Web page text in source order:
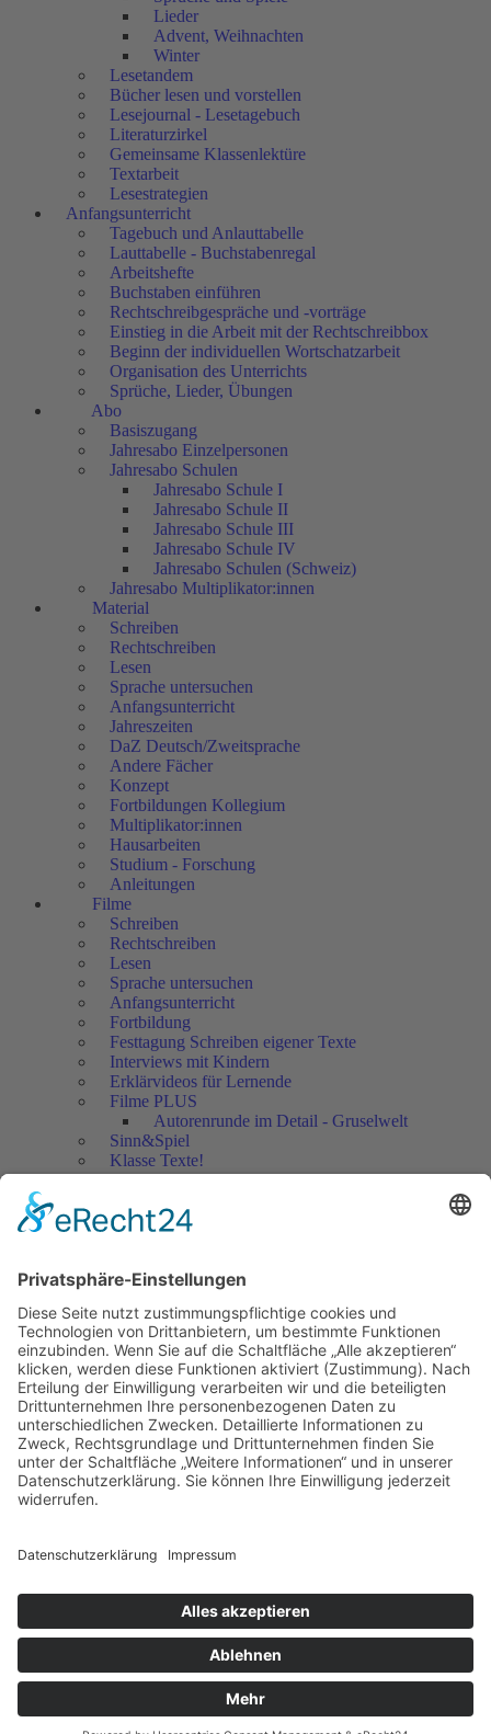
Lieder
Advent, Weihnachten
Winter
Lesetandem
Bücher lesen und vorstellen
Lesejournal - Lesetagebuch
Literaturzirkel
Gemeinsame Klassenlektüre
Textarbeit
Lesestrategien
Anfangsunterricht
Tagebuch und Anlauttabelle
Lauttabelle - Buchstabenregal
Arbeitshefte
Buchstaben einführen
Rechtschreibgespräche und -vorträge
Einstieg in die Arbeit mit der Rechtschreibbox
Beginn der individuellen Wortschatzarbeit
Organisation des Unterrichts
Sprüche, Lieder, Übungen
Abo
Basiszugang
Jahresabo Einzelpersonen
Jahresabo Schulen
Jahresabo Schule I
Jahresabo Schule II
Jahresabo Schule III
Jahresabo Schule IV
Jahresabo Schulen (Schweiz)
Jahresabo Multiplikator:innen
Material
Schreiben
Rechtschreiben
Lesen
Sprache untersuchen
Anfangsunterricht
Jahreszeiten
DaZ Deutsch/Zweitsprache
Andere Fächer
Konzept
Fortbildungen Kollegium
Multiplikator:innen
Hausarbeiten
Studium - Forschung
Anleitungen
Filme
Schreiben
Rechtschreiben
Lesen
Sprache untersuchen
Anfangsunterricht
Fortbildung
Festtagung Schreiben eigener Texte
Interviews mit Kindern
Erklärvideos für Lernende
Filme PLUS
Autorenrunde im Detail - Gruselwelt
Sinn&Spiel
Klasse Texte!
Filmausschnitte Grundschule
Jedes Kind wertschätzen!
Artikel
Artikel 2018
Artikel 2017
Artikel 2016
Artikel 2015
Artikel 2014
Artikel 2013
Artikel 2012
Artikel bis 2011
Artikel zum Download - Religion
Artikel zum Download
Autorenrunden
Individuelle Lernwege Teil II A
Individuelle Lernwege Teil II B
Weitere Bücher Deutsch
Forschung
Kontakt